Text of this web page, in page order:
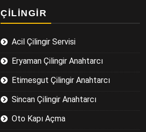
ÇILINGIR
Acil Çilingir Servisi
Eryaman Çilingir Anahtarcı
Etimesgut Çilingir Anahtarcı
Sincan Çilingir Anahtarcı
Oto Kapı Açma